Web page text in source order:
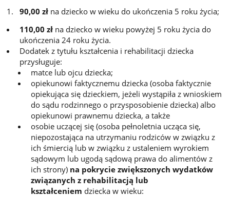
90,00 złna dziecko w wieku do ukończenia 5 roku życia;
110,00 złna dziecko w wieku powyżej 5 roku życia do
ukończenia 24 roku życia.
Dodatek z tytułu kształcenia i rehabilitacji dziecka
przysługuje:
matce lub ojcu dziecka;
opiekunowi faktycznemu dziecka (osoba faktycznie
opiekująca się dzieckiem, jeżeli wystąpiła z wnioskiem
do sądu rodzinnego o przysposobienie dziecka) albo
opiekunowi prawnemu dziecka, a także
osobie uczącej się (osoba pełnoletnia ucząca się,
niepozostająca na utrzymaniu rodziców w związku z
ich śmiercią lub w związku z ustaleniem wyrokiem
sądowym lub ugodą sądową prawa do alimentów z
ich strony) na pokrycie zwiększonych wydatków
związanych z rehabilitacją lub
kształceniem dziecka w wieku: